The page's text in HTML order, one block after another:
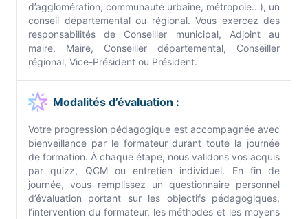
d’agglomération, communauté urbaine, métropole…), un
conseil départemental ou régional. Vous exercez des
responsabilités de Conseiller municipal, Adjoint au
maire, Maire, Conseiller départemental, Conseiller
régional, Vice-Président ou Président.
Modalités d’évaluation :
Votre progression pédagogique est accompagnée avec
bienveillance par le formateur durant toute la journée
de formation. À chaque étape, nous validons vos acquis
par quizz, QCM ou entretien individuel. En fin de
journée, vous remplissez un questionnaire personnel
d’évaluation portant sur les objectifs pédagogiques,
l’intervention du formateur, les méthodes et les moyens